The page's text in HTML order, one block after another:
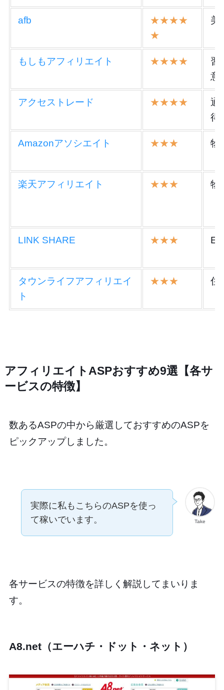
afb
★★★★
★
美
もしもアフィリエイト ★★★★
習
意
アクセストレード ★★★★
通
得
Amazonアソシエイト ★★★ 物
楽天アフィリエイト ★★★ 物
LINK SHARE ★★★
タウンライフアフィリエイ
ト
★★★ 住
アフィリエイトASPおすすめ9選【各サ
ービスの特徴】
数あるASPの中から厳選しておすすめのASPを
ピックアップしました。
Take
実際に私もこちらのASPを使っ
て稼いでいます。
各サービスの特徴を詳しく解説してまいりま
す。
A8.net（エーハチ・ドット・ネット）